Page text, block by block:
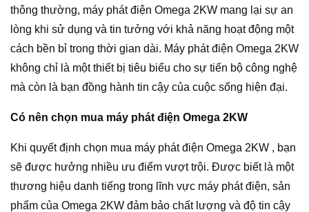
thông thường, máy phát điện Omega 2KW mang lại sự an
lòng khi sử dụng và tin tưởng với khả năng hoạt động một
cách bền bỉ trong thời gian dài. Máy phát điện Omega 2KW
không chỉ là một thiết bị tiêu biểu cho sự tiến bộ công nghệ
mà còn là bạn đồng hành tin cậy của cuộc sống hiện đại.
Có nên chọn mua máy phát điện Omega 2KW
Khi quyết định chọn mua máy phát điện Omega 2KW , bạn
sẽ được hưởng nhiều ưu điểm vượt trội. Được biết là một
thương hiệu danh tiếng trong lĩnh vực máy phát điện, sản
phẩm của Omega 2KW đảm bảo chất lượng và độ tin cậy